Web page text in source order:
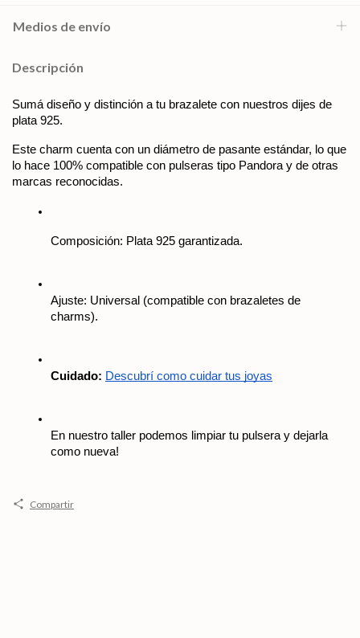
Medios de envío
Descripción
Sumá diseño y distinción a tu brazalete con nuestros dijes de
plata 925.
Este charm cuenta con un diámetro de pasante estándar, lo que
lo hace 100% compatible con pulseras tipo Pandora y de otras
marcas reconocidas.
Composición: Plata 925 garantizada.
Ajuste: Universal (compatible con brazaletes de
charms).
Cuidado: Descubrí como cuidar tus joyas
En nuestro taller podemos limpiar tu pulsera y dejarla
como nueva!
Compartir